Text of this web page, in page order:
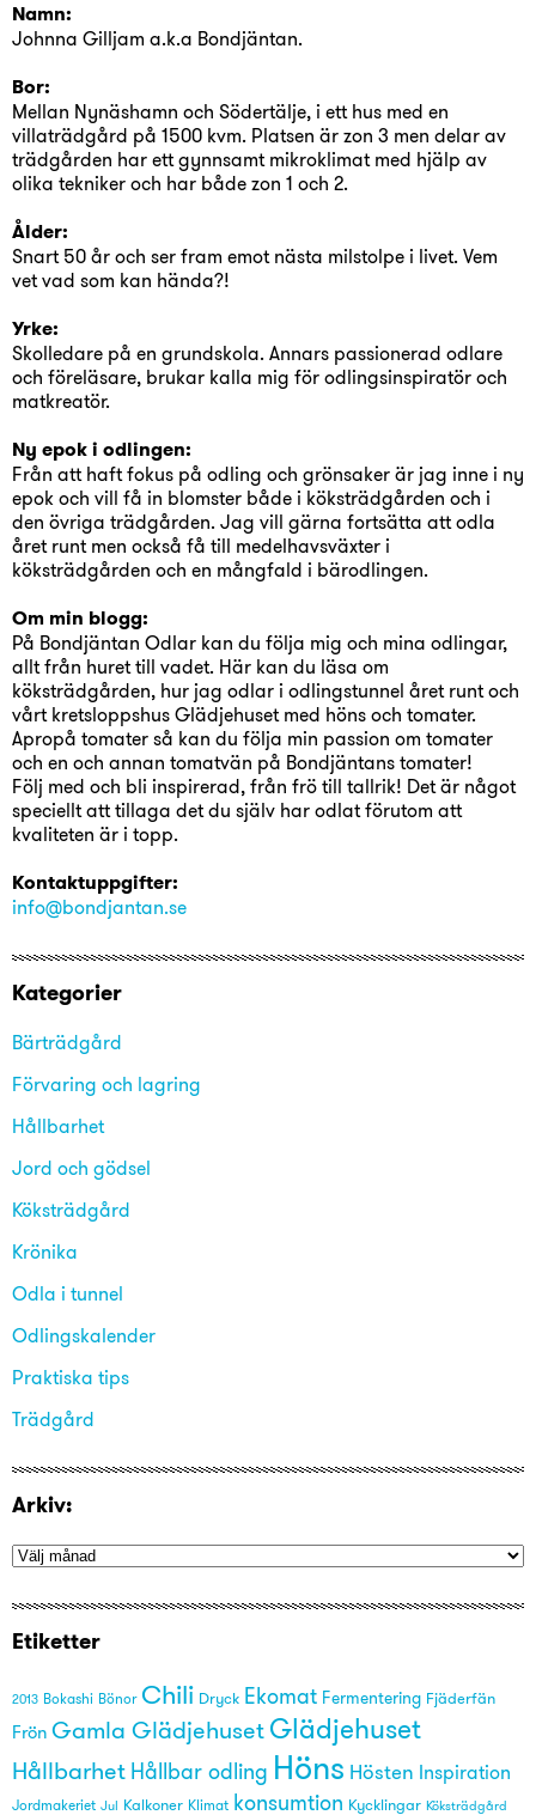
Namn:
Johnna Gilljam a.k.a Bondjäntan.
Bor:
Mellan Nynäshamn och Södertälje, i ett hus med en
villaträdgård på 1500 kvm. Platsen är zon 3 men delar av
trädgården har ett gynnsamt mikroklimat med hjälp av
olika tekniker och har både zon 1 och 2.
Ålder:
Snart 50 år och ser fram emot nästa milstolpe i livet. Vem
vet vad som kan hända?!
Yrke:
Skolledare på en grundskola. Annars passionerad odlare
och föreläsare, brukar kalla mig för odlingsinspiratör och
matkreatör.
Ny epok i odlingen:
Från att haft fokus på odling och grönsaker är jag inne i ny
epok och vill få in blomster både i köksträdgården och i
den övriga trädgården. Jag vill gärna fortsätta att odla
året runt men också få till medelhavsväxter i
köksträdgården och en mångfald i bärodlingen.
Om min blogg:
På Bondjäntan Odlar kan du följa mig och mina odlingar,
allt från huret till vadet. Här kan du läsa om
köksträdgården, hur jag odlar i odlingstunnel året runt och
vårt kretsloppshus Glädjehuset med höns och tomater.
Apropå tomater så kan du följa min passion om tomater
och en och annan tomatvän på Bondjäntans tomater!
Följ med och bli inspirerad, från frö till tallrik! Det är något
speciellt att tillaga det du själv har odlat förutom att
kvaliteten är i topp.
Kontaktuppgifter:
info@bondjantan.se
Kategorier
Bärträdgård
Förvaring och lagring
Hållbarhet
Jord och gödsel
Köksträdgård
Krönika
Odla i tunnel
Odlingskalender
Praktiska tips
Trädgård
Arkiv:
Etiketter
2013 Bokashi Bönor Chili Dryck Ekomat Fermentering Fjäderfän
Frön Gamla Glädjehuset Glädjehuset
Hållbarhet Hållbar odling Höns Hösten Inspiration
Jordmakeriet Jul Kalkoner Klimat konsumtion Kycklingar Köksträdgård